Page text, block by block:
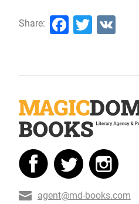
Share: Facebook
Twitter
agent@md-books.com